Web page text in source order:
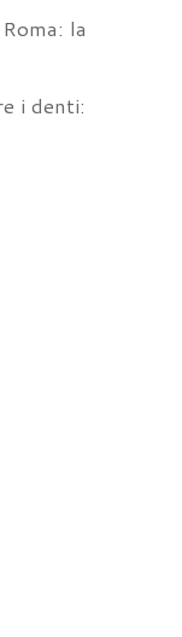
la
i denti: